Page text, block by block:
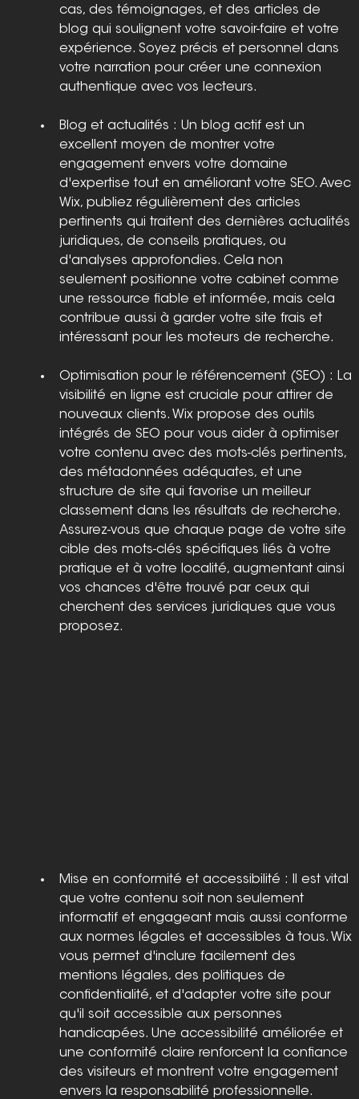
cas, des témoignages, et des articles de
blog qui soulignent votre savoir-faire et votre
expérience. Soyez précis et personnel dans
votre narration pour créer une connexion
authentique avec vos lecteurs.
Blog et actualités : Un blog actif est un
excellent moyen de montrer votre
engagement envers votre domaine
d'expertise tout en améliorant votre SEO. Avec
Wix, publiez régulièrement des articles
pertinents qui traitent des dernières actualités
juridiques, de conseils pratiques, ou
d'analyses approfondies. Cela non
seulement positionne votre cabinet comme
une ressource fiable et informée, mais cela
contribue aussi à garder votre site frais et
intéressant pour les moteurs de recherche.
Optimisation pour le référencement (SEO) : La
visibilité en ligne est cruciale pour attirer de
nouveaux clients. Wix propose des outils
intégrés de SEO pour vous aider à optimiser
votre contenu avec des mots-clés pertinents,
des métadonnées adéquates, et une
structure de site qui favorise un meilleur
classement dans les résultats de recherche.
Assurez-vous que chaque page de votre site
cible des mots-clés spécifiques liés à votre
pratique et à votre localité, augmentant ainsi
vos chances d'être trouvé par ceux qui
cherchent des services juridiques que vous
proposez.
Mise en conformité et accessibilité : Il est vital
que votre contenu soit non seulement
informatif et engageant mais aussi conforme
aux normes légales et accessibles à tous. Wix
vous permet d'inclure facilement des
mentions légales, des politiques de
confidentialité, et d'adapter votre site pour
qu'il soit accessible aux personnes
handicapées. Une accessibilité améliorée et
une conformité claire renforcent la confiance
des visiteurs et montrent votre engagement
envers la responsabilité professionnelle.